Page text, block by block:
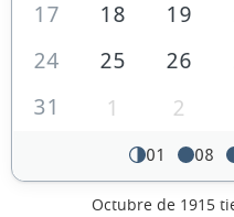
17
18 19
24
25 26
31
1 2
01 08
Octubre de 1915